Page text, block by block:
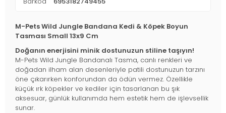
M-Pets Wild Jungle Bandana Kedi & Köpek Boyun
Tasması Small 13x9 Cm
Doğanın enerjisini minik dostunuzun stiline taşıyın!
M-Pets Wild Jungle Bandanalı Tasma, canlı renkleri ve
doğadan ilham alan desenleriyle patili dostunuzun tarzını
öne çıkarırken konforundan da ödün vermez. Özellikle
küçük ırk köpekler ve kediler için tasarlanan bu şık
aksesuar, günlük kullanımda hem estetik hem de işlevsellik
sunar.